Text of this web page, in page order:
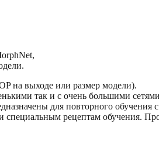
на выходе или размер модели).
так и с очень большими
для повторного обучения
рецептам обучения.